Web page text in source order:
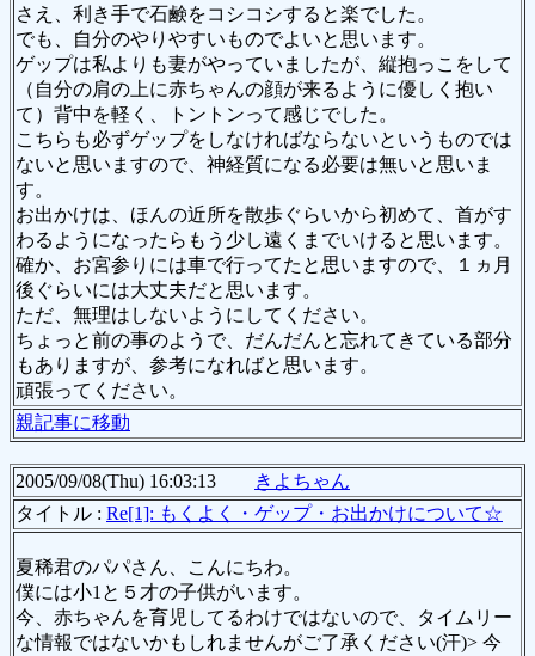
さえ、利き手で石鹸をコシコシすると楽でした。
でも、自分のやりやすいものでよいと思います。
ゲップは私よりも妻がやっていましたが、縦抱っこをして
（自分の肩の上に赤ちゃんの顔が来るように優しく抱い
て）背中を軽く、トントンって感じでした。
こちらも必ずゲップをしなければならないというものでは
ないと思いますので、神経質になる必要は無いと思いま
す。
お出かけは、ほんの近所を散歩ぐらいから初めて、首がす
わるようになったらもう少し遠くまでいけると思います。
確か、お宮参りには車で行ってたと思いますので、１ヵ月
後ぐらいには大丈夫だと思います。
ただ、無理はしないようにしてください。
ちょっと前の事のようで、だんだんと忘れてきている部分
もありますが、参考になればと思います。
頑張ってください。
親記事に移動
2005/09/08(Thu) 16:03:13
きよちゃん
タイトル : Re[1]: もくよく・ゲップ・お出かけについて☆
夏稀君のパパさん、こんにちわ。
僕には小1と５才の子供がいます。
今、赤ちゃんを育児してるわけではないので、タイムリー
な情報ではないかもしれませんがご了承ください(汗)> 今